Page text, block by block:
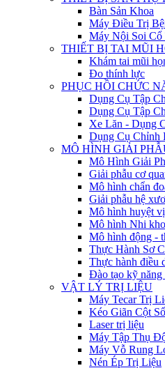
Bàn Sản Khoa
Máy Điều Trị
Máy Nội Soi Cổ
THIẾT BỊ TAI MŨI
Khám tai mũi
Đo thính lực
PHỤC HỒI CHỨC
Dụng Cụ Tập
Dụng Cụ Tập
Xe Lăn - Dụng
Dụng Cụ Chỉnh
MÔ HÌNH GIẢI
Mô Hình Giải
Giải phẫu cơ
Mô hình chẩn
Giải phẫu hệ
Mô hình huyệt
Mô hình Nhi
Mô hình động -
Thực Hành Sơ
Thực hành điều
Đào tạo kỹ năng
VẬT LÝ TRỊ LIỆU
Máy Tecar Trị
Kéo Giãn Cột
Laser trị liệu
Máy Tập Thụ
Máy Vỗ Rung
Nén Ép Trị Liệu